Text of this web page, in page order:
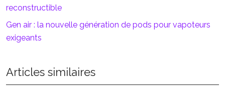
reconstructible
Gen air : la nouvelle génération de pods pour vapoteurs
exigeants
Articles similaires